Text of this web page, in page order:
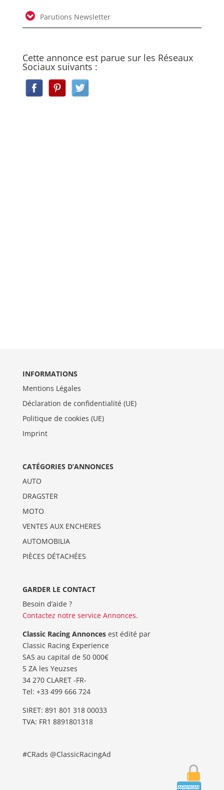
Parutions Newsletter
Cette annonce est parue sur les Réseaux
Sociaux suivants :
INFORMATIONS
Mentions Légales
Déclaration de confidentialité (UE)
Politique de cookies (UE)
Imprint
CATÉGORIES D’ANNONCES
AUTO
DRAGSTER
MOTO
VENTES AUX ENCHERES
AUTOMOBILIA
PIÈCES DÉTACHÉES
GARDER LE CONTACT
Besoin d’aide ?
Contactez notre service Annonces.
Classic Racing Annoncesest édité par
Classic Racing Experience
SAS au capital de 50 000€
5 ZA les Yeuzses
34 270 CLARET -FR-
Tel: ‭+33 499 666 724‬
SIRET: 891 801 318 00033
TVA: FR1 8891801318
#CRads @ClassicRacingAd